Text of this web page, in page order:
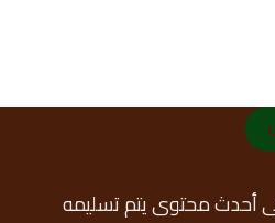
أحدث محتوى يتم تسليمه